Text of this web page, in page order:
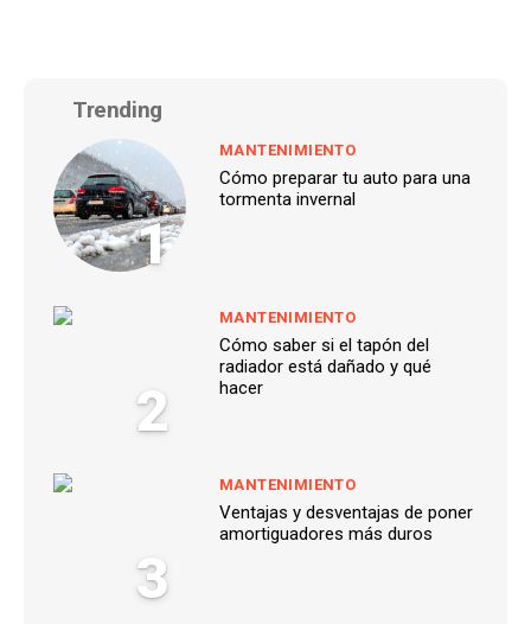
Trending
1
MANTENIMIENTO
Cómo preparar tu auto para una
tormenta invernal
2
MANTENIMIENTO
Cómo saber si el tapón del
radiador está dañado y qué
hacer
3
MANTENIMIENTO
Ventajas y desventajas de poner
amortiguadores más duros